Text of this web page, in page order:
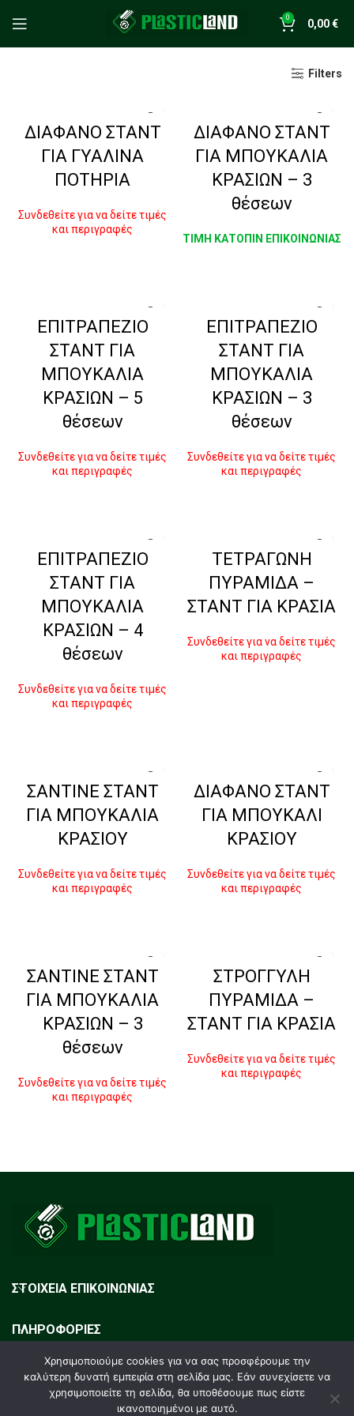
0 0,00€
Filters
ΔΙΑΦΑΝΟ ΣΤΑΝΤ
ΓΙΑ ΓΥΑΛΙΝΑ
ΠΟΤΗΡΙΑ
Συνδεθείτε για να δείτε τιμές
και περιγραφές
ΔΙΑΦΑΝΟ ΣΤΑΝΤ
ΓΙΑ ΜΠΟΥΚΑΛΙΑ
ΚΡΑΣΙΩΝ – 3
θέσεων
ΤΙΜΗ ΚΑΤΟΠΙΝ ΕΠΙΚΟΙΝΩΝΙΑΣ
ΕΠΙΤΡΑΠΕΖΙΟ
ΣΤΑΝΤ ΓΙΑ
ΜΠΟΥΚΑΛΙΑ
ΚΡΑΣΙΩΝ – 5
θέσεων
Συνδεθείτε για να δείτε τιμές
και περιγραφές
ΕΠΙΤΡΑΠΕΖΙΟ
ΣΤΑΝΤ ΓΙΑ
ΜΠΟΥΚΑΛΙΑ
ΚΡΑΣΙΩΝ – 3
θέσεων
Συνδεθείτε για να δείτε τιμές
και περιγραφές
ΕΠΙΤΡΑΠΕΖΙΟ
ΣΤΑΝΤ ΓΙΑ
ΜΠΟΥΚΑΛΙΑ
ΚΡΑΣΙΩΝ – 4
θέσεων
Συνδεθείτε για να δείτε τιμές
και περιγραφές
ΤΕΤΡΑΓΩΝΗ
ΠΥΡΑΜΙΔΑ –
ΣΤΑΝΤ ΓΙΑ ΚΡΑΣΙΑ
Συνδεθείτε για να δείτε τιμές
και περιγραφές
ΣΑΝΤΙΝΕ ΣΤΑΝΤ
ΓΙΑ ΜΠΟΥΚΑΛΙΑ
ΚΡΑΣΙΟΥ
Συνδεθείτε για να δείτε τιμές
και περιγραφές
ΔΙΑΦΑΝΟ ΣΤΑΝΤ
ΓΙΑ ΜΠΟΥΚΑΛΙ
ΚΡΑΣΙΟΥ
Συνδεθείτε για να δείτε τιμές
και περιγραφές
ΣΑΝΤΙΝΕ ΣΤΑΝΤ
ΓΙΑ ΜΠΟΥΚΑΛΙΑ
ΚΡΑΣΙΩΝ – 3
θέσεων
Συνδεθείτε για να δείτε τιμές
και περιγραφές
ΣΤΡΟΓΓΥΛΗ
ΠΥΡΑΜΙΔΑ –
ΣΤΑΝΤ ΓΙΑ ΚΡΑΣΙΑ
Συνδεθείτε για να δείτε τιμές
και περιγραφές
ΣΤΟΙΧΕΙΑ ΕΠΙΚΟΙΝΩΝΙΑΣ
ΠΛΗΡΟΦΟΡΙΕΣ
ΕΓΓΡΑΦΗ NEWSLETTER
Χρησιμοποιούμε cookies για να σας προσφέρουμε την
καλύτερη δυνατή εμπειρία στη σελίδα μας. Εάν συνεχίσετε να
χρησιμοποιείτε τη σελίδα, θα υποθέσουμε πως είστε
ικανοποιημένοι με αυτό.